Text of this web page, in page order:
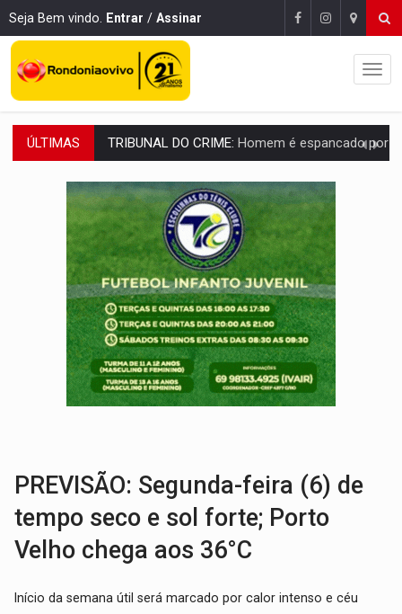
Seja Bem vindo. Entrar / Assinar
ÚLTIMAS VÍDEO:Perseguição é registrada no shopping após colombiana furtar
LUDOPATIA:Apostas online começam a afetar produtividade e rotina
REFLORESTAMENTO:Plantar árvores não será mais suficiente para
OVNIS NA LUA:Cientistas alertam para possível base secreta no satélite
ACABOU COM PEUGEOT:Incêndio destrói carro que era rebocado para oficina
VÍDEO:Ladrão é filmado furtando moto na frente do bar
BOLSAS DE PESQUISA:Iniciativa Amazônia+10 lança chamada para fortalecer
MATERIAL:Brasil tem grandes reservas de urânio, mas produz pouco e
PREVISÃO: Segunda-feira (6) de
tempo seco e sol forte; Porto
Velho chega aos 36°C
Início da semana útil será marcado por calor intenso e céu